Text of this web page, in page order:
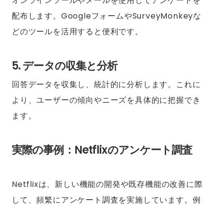
配布します。GoogleフォームやSurveyMonkeyな
どのツールを活用すると便利です。
5. データの収集と分析
回答データを収集し、統計的に分析します。これに
より、ユーザーの傾向やニーズを具体的に把握でき
ます。
実際の事例：Netflixのアンケート調査
Netflixは、新しい機能の開発や既存機能の改善に際
して、頻繁にアンケート調査を実施しています。例